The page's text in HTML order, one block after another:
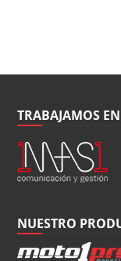
TRABAJAMOS EN
NUESTRO